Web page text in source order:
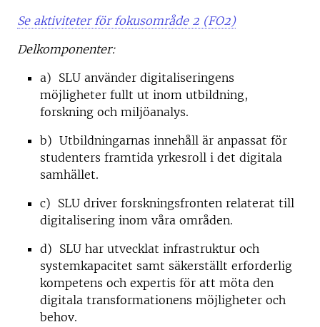
Se aktiviteter för fokusområde 2 (FO2)
Delkomponenter:
a) SLU använder digitaliseringens
möjligheter fullt ut inom utbildning,
forskning och miljöanalys.
b) Utbildningarnas innehåll är anpassat för
studenters framtida yrkesroll i det digitala
samhället.
c) SLU driver forskningsfronten relaterat till
digitalisering inom våra områden.
d) SLU har utvecklat infrastruktur och
systemkapacitet samt säkerställt erforderlig
kompetens och expertis för att möta den
digitala transformationens möjligheter och
behov.